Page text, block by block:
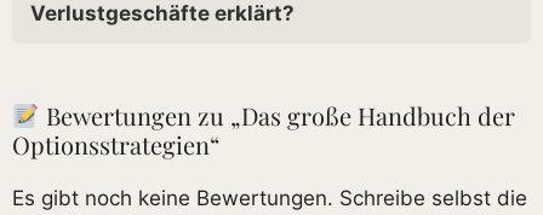
Verlustgeschäfte erklärt?
Bewertungen zu „Das große Handbuch der
Optionsstrategien“
Es gibt noch keine Bewertungen. Schreibe selbst die